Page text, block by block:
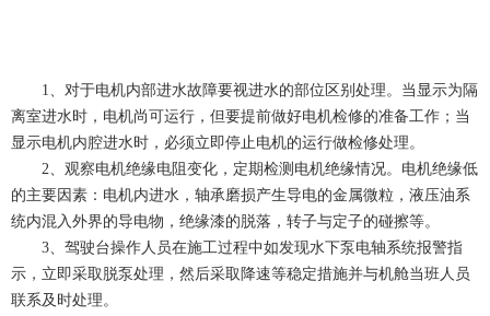
1、对于电机内部进水故障要视进水的部位区别处理。当显示为隔
离室进水时，电机尚可运行，但要提前做好电机检修的准备工作；当
显示电机内腔进水时，必须立即停止电机的运行做检修处理。
2、观察电机绝缘电阻变化，定期检测电机绝缘情况。电机绝缘低
的主要因素：电机内进水，轴承磨损产生导电的金属微粒，液压油系
统内混入外界的导电物，绝缘漆的脱落，转子与定子的碰擦等。
3、驾驶台操作人员在施工过程中如发现水下泵电轴系统报警指
示，立即采取脱泵处理，然后采取降速等稳定措施并与机舱当班人员
联系及时处理。